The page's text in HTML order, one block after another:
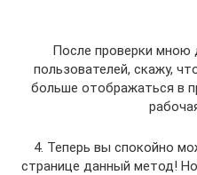
После проверки мною
пользователей, скажу,
больше отображаться в
4. Теперь вы спокойно
странице данный метод!